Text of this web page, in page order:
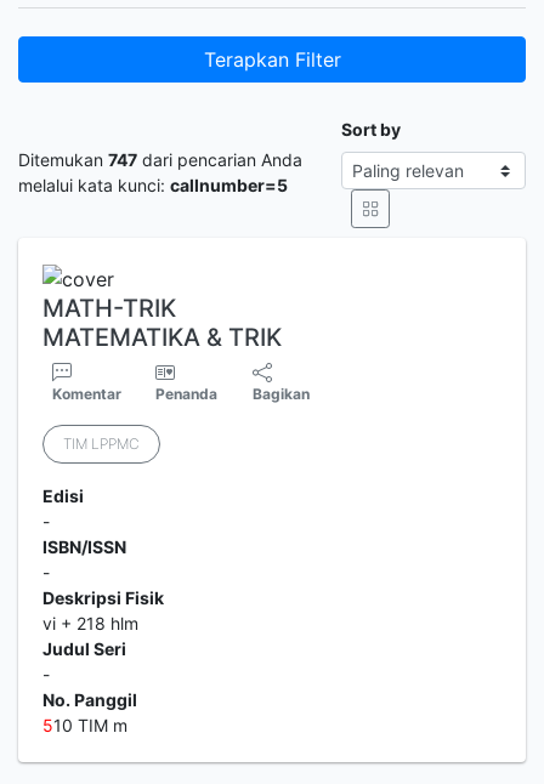
Terapkan Filter
Ditemukan 747 dari pencarian Anda
melalui kata kunci: callnumber=5
Sort by
MATH-TRIK
MATEMATIKA & TRIK
Komentar Penanda Bagikan
TIM LPPMC
Edisi
-
ISBN/ISSN
-
Deskripsi Fisik
vi + 218 hlm
Judul Seri
-
No. Panggil
510 TIM m